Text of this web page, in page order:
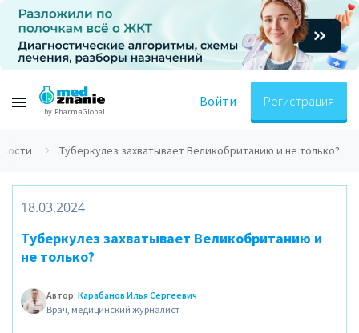
by PharmaGlobal
Войти Регистрация
Туберкулез захватывает Великобританию и не только?
18.03.2024
Туберкулез захватывает Великобританию и
не только?
Автор: Карабанов Илья Сергеевич
Врач, медицинский журналист